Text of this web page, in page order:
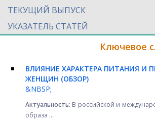
ТЕКУЩИЙ ВЫПУСК
УКАЗАТЕЛЬ СТАТЕЙ
Ключевое
ВЛИЯНИЕ ХАРАКТЕРА ПИТАНИЯ И
ЖЕНЩИН (ОБЗОР)
&NBSP;
Актуальность: В российской и
образа ...